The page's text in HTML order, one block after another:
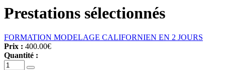
Prestations sélectionnés
FORMATION MODELAGE CALIFORNIEN EN 2 JOURS
Prix : 400.00€
Quantité :